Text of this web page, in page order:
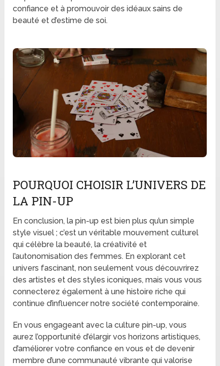
confiance et à promouvoir des idéaux sains de
beauté et d’estime de soi.
POURQUOI CHOISIR L’UNIVERS DE
LA PIN-UP
En conclusion, la pin-up est bien plus qu’un simple
style visuel ; c’est un véritable mouvement culturel
qui célèbre la beauté, la créativité et
l’autonomisation des femmes. En explorant cet
univers fascinant, non seulement vous découvrirez
des artistes et des styles iconiques, mais vous vous
connecterez également à une histoire riche qui
continue d’influencer notre société contemporaine.
En vous engageant avec la culture pin-up, vous
aurez l’opportunité d’élargir vos horizons artistiques,
d’améliorer votre confiance en vous et de devenir
membre d’une communauté vibrante qui valorise